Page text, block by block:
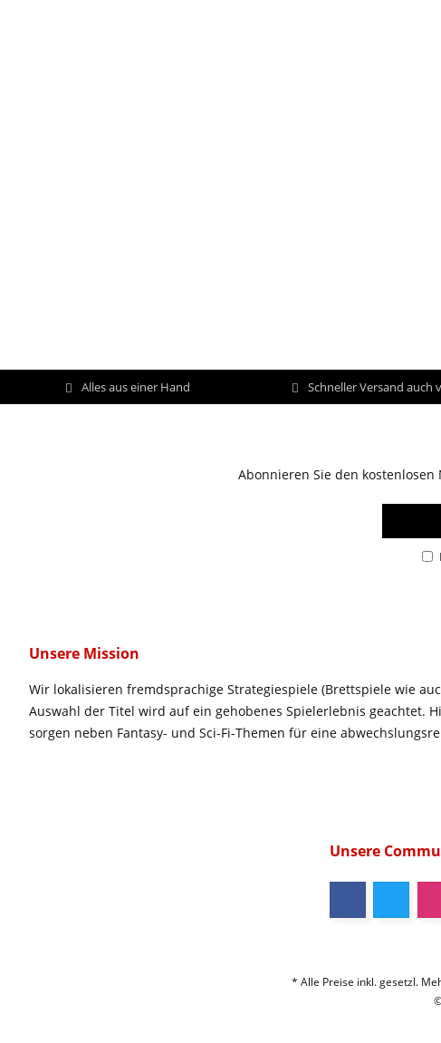
Alles aus einer Hand Schneller Versand auch
Abonnieren Sie den
Unsere Mission
Wir lokalisieren fremdsprachige Strategiespiele (Brettspiele wie
Auswahl der Titel wird auf ein gehobenes Spielerlebnis geachtet.
sorgen neben Fantasy- und Sci-Fi-Themen für eine
Unsere
* Alle Preise inkl. gesetzl.